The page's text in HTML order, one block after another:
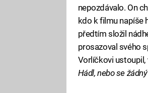
nepozdávalo. On
kdo k filmu napíše
předtím složil
prosazoval svého
Vorlíčkovi
Hádl, nebo se